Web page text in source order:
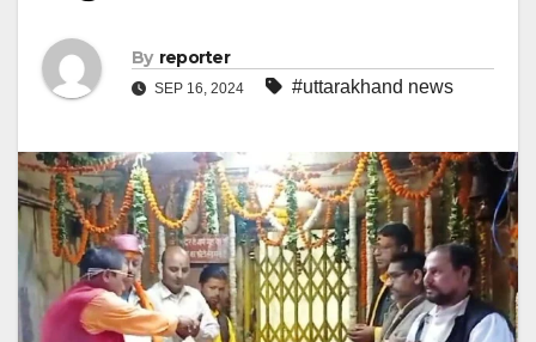
By reporter
SEP 16, 2024 #uttarakhand news